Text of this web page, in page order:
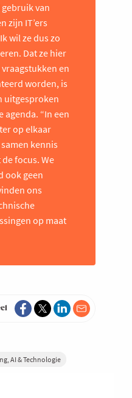
van
zijn IT’ers
wil ze dus zo
Dat ze hier
en
worden, is
uitgesproken
agenda. “In een
op elkaar
kennis
focus. We
ook geen
ons
op maat
AI & Technologie